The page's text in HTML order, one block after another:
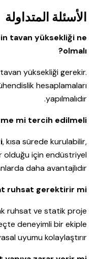
الأسئلة المتداولة
tavan yüksekliği ne
olmalı?
yüksekliği gerekir.
hesaplamaları
yapılmalıdır.
mi tercih edilmeli?
, kısa sürede kurulabilir,
olduğu için endüstriyel
daha avantajlıdır.
ruhsat gerektirir mi?
ruhsat ve statik proje
deneyimli bir ekiple
uyumu kolaylaştırır.